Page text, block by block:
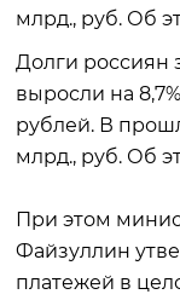
млрд., руб. Об
Долги россиян
выросли на
рублей. В
млрд., руб. Об
При этом
Файзуллин
платежей в